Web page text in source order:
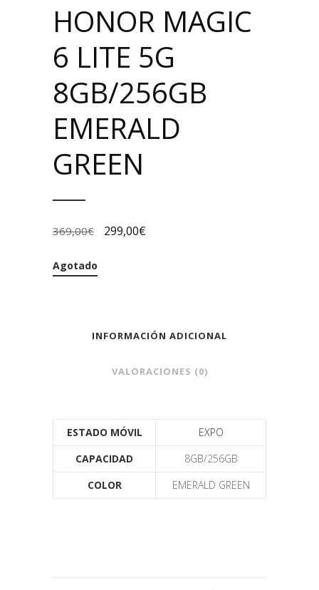
HONOR MAGIC
6 LITE 5G
8GB/256GB
EMERALD
GREEN
369,00€ 299,00€
Agotado
INFORMACIÓN ADICIONAL
VALORACIONES (0)
ESTADO MÓVIL
EXPO
CAPACIDAD
8GB/256GB
COLOR
EMERALD GREEN